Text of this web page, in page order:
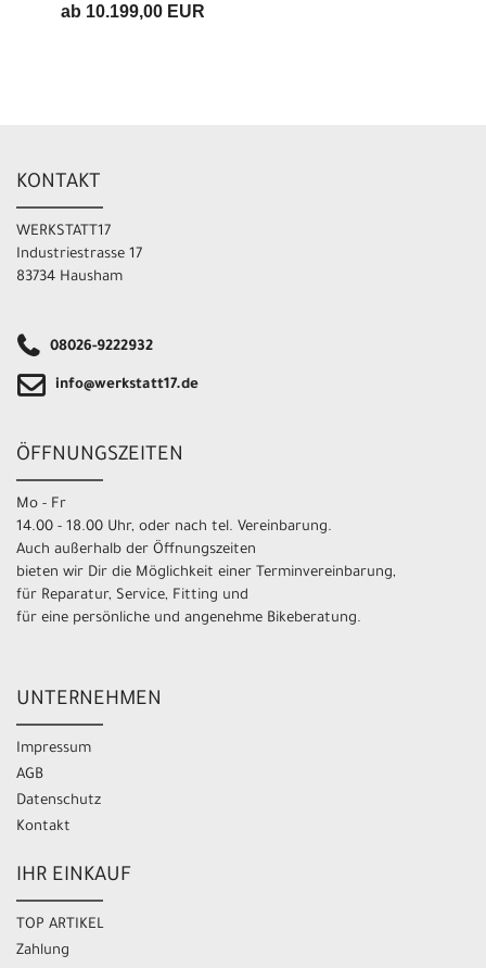
ab 10.199,00 EUR
KONTAKT
WERKSTATT17
Industriestrasse 17
83734 Hausham
08026-9222932
info@werkstatt17.de
ÖFFNUNGSZEITEN
Mo - Fr
14.00 - 18.00 Uhr, oder nach tel. Vereinbarung.
Auch außerhalb der Öffnungszeiten
bieten wir Dir die Möglichkeit einer Terminvereinbarung,
für Reparatur, Service, Fitting und
für eine persönliche und angenehme Bikeberatung.
UNTERNEHMEN
Impressum
AGB
Datenschutz
Kontakt
IHR EINKAUF
TOP ARTIKEL
Zahlung